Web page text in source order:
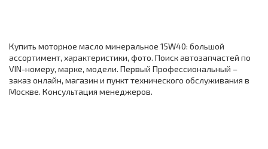
Купить моторное масло минеральное 15W40: большой
ассортимент, характеристики, фото. Поиск автозапчастей по
VIN-номеру, марке, модели. Первый Профессиональный –
заказ онлайн, магазин и пункт технического обслуживания в
Москве. Консультация менеджеров.